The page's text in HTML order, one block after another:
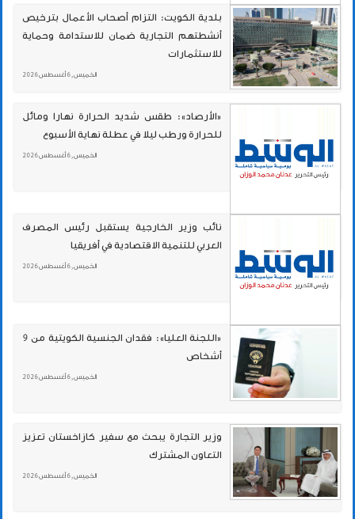
بلدية الكويت: التزام أصحاب الأعمال بترخيص
أنشطتهم التجارية ضمان للاستدامة وحماية
للاستثمارات
الخميس , 6 أغسطس 2026
«الأرصاد»: طقس شديد الحرارة نهارا ومائل
للحرارة ورطب ليلا في عطلة نهاية الأسبوع
الخميس , 6 أغسطس 2026
نائب وزير الخارجية يستقبل رئيس المصرف
العربي للتنمية الاقتصادية في أفريقيا
الخميس , 6 أغسطس 2026
«اللجنة العليا»: فقدان الجنسية الكويتية من 9
أشخاص
الخميس , 6 أغسطس 2026
وزير التجارة يبحث مع سفير كازاخستان تعزيز
التعاون المشترك
الخميس , 6 أغسطس 2026